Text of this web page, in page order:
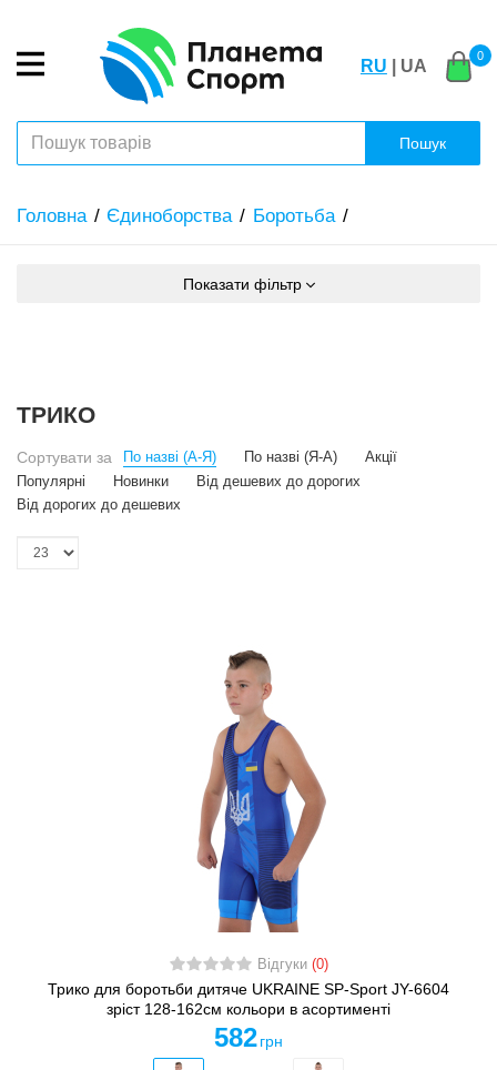
RU | UA
0
Пошук
Головна Єдиноборства Боротьба
Показати фільтр
ТРИКО
Сортувати за По назві (А-Я) По назві (Я-А)
Акції
Популярні
Новинки
Від дешевих до дорогих
Від дорогих до дешевих
Відгуки (0)
Трико для боротьби дитяче UKRAINE SP-Sport JY-6604
зріст 128-162см кольори в асортименті
582 грн